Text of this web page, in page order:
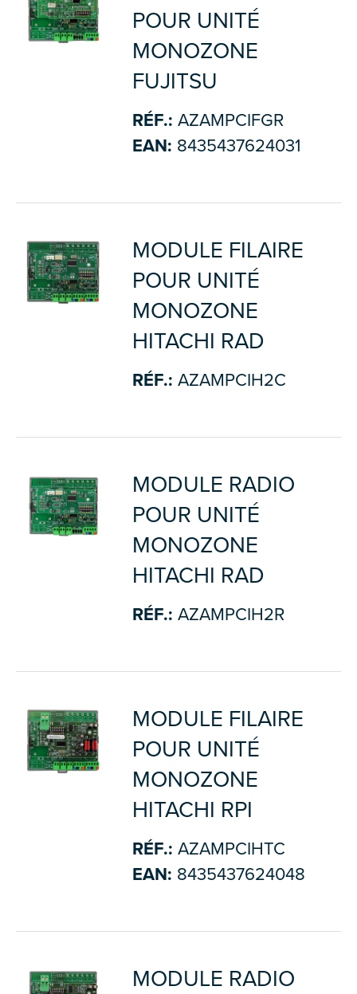
POUR UNITÉ
MONOZONE
FUJITSU
RÉF.: AZAMPCIFGR
EAN: 8435437624031
MODULE FILAIRE
POUR UNITÉ
MONOZONE
HITACHI RAD
RÉF.: AZAMPCIH2C
MODULE RADIO
POUR UNITÉ
MONOZONE
HITACHI RAD
RÉF.: AZAMPCIH2R
MODULE FILAIRE
POUR UNITÉ
MONOZONE
HITACHI RPI
RÉF.: AZAMPCIHTC
EAN: 8435437624048
MODULE RADIO